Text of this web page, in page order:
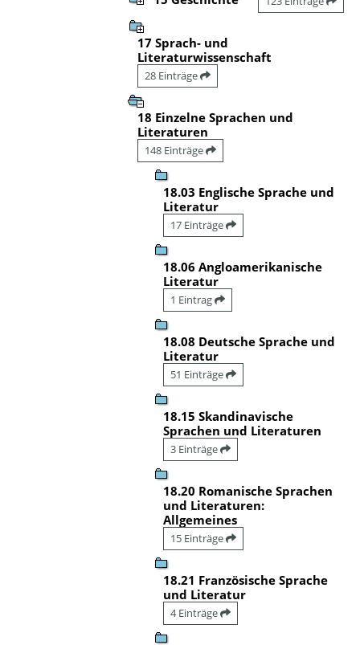
17 Sprach- und
Literaturwissenschaft
28 Einträge
18 Einzelne Sprachen und
Literaturen
148 Einträge
18.03 Englische Sprache und
Literatur
17 Einträge
18.06 Angloamerikanische
Literatur
1 Eintrag
18.08 Deutsche Sprache und
Literatur
51 Einträge
18.15 Skandinavische
Sprachen und Literaturen
3 Einträge
18.20 Romanische Sprachen
und Literaturen:
Allgemeines
15 Einträge
18.21 Französische Sprache
und Literatur
4 Einträge